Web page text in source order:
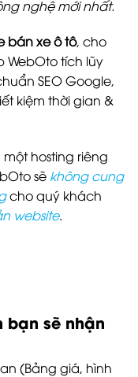
nghệ mới nhất.
bán xe ô tô, cho
WebOto tích lũy
SEO Google,
kiệm thời gian &
hosting riêng
sẽ không cung
cho quý khách
website.
bạn sẽ nhận
(Bảng giá, hình